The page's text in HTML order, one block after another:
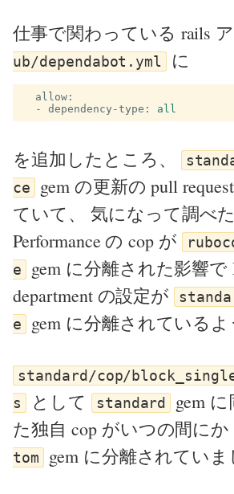
仕事で関わっている rails
ub/dependabot.yml
に
allow :
-
dependency-type : all
を追加したところ、
ce gem の更新の pull
ていて、 気になって調べた
Performance の cop が
e gem に分離された影響で
department の設定が
e gem に分離されているよ
standard/cop/
s として standard
gem
た独自 cop がいつの間にか
tom gem に分離されていま